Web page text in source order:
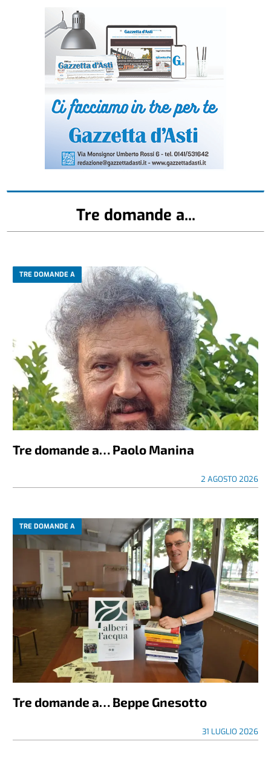
Tre domande a...
TRE DOMANDE A
Tre domande a… Paolo Manina
2 AGOSTO 2026
TRE DOMANDE A
Tre domande a… Beppe Gnesotto
31 LUGLIO 2026